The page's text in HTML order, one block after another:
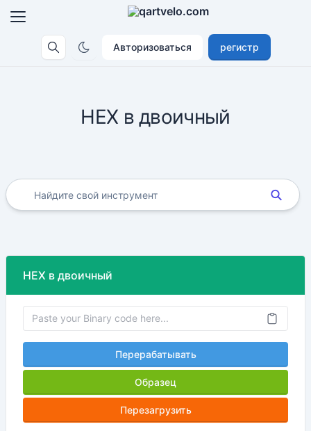
Авторизоваться регистр
HEX в двоичный
HEX в двоичный
Перерабатывать
Образец
Перезагрузить